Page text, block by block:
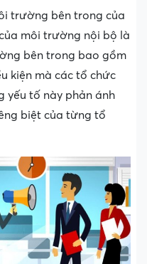
trường bên trong của
môi trường nội bộ là
bên trong bao gồm
kiện mà các tổ chức
yếu tố này phản ánh
biệt của từng tổ